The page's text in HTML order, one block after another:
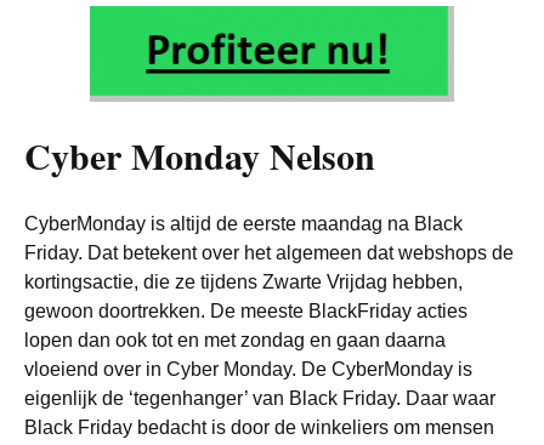
Cyber Monday Nelson
CyberMonday is altijd de eerste maandag na Black
Friday. Dat betekent over het algemeen dat webshops de
kortingsactie, die ze tijdens Zwarte Vrijdag hebben,
gewoon doortrekken. De meeste BlackFriday acties
lopen dan ook tot en met zondag en gaan daarna
vloeiend over in Cyber Monday. De CyberMonday is
eigenlijk de ‘tegenhanger’ van Black Friday. Daar waar
Black Friday bedacht is door de winkeliers om mensen